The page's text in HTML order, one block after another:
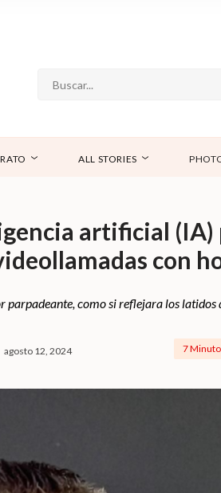
ALL STORIES
artificial (IA)
con
como si reflejara los latidos
agosto 12, 2024 7